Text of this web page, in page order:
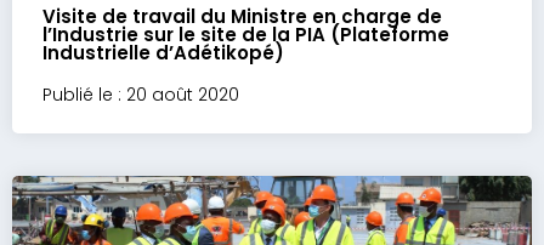
Visite de travail du Ministre en charge de
l’Industrie sur le site de la PIA (Plateforme
Industrielle d’Adétikopé)
Publié le : 20 août 2020